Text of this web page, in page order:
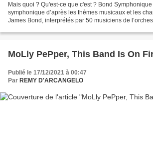
Mais quoi ? Qu'est-ce que c'est ? Bond
symphonique d’après les thèmes musicaux et les
James Bond, interprétés par 50 musiciens de
MoLly PePper, This Band Is On
Publié le 17/12/2021 à 00:47
Par REMY D'ARCANGELO